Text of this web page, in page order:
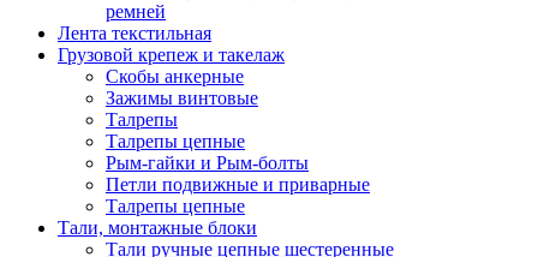
ремней
Лента текстильная
Грузовой крепеж и такелаж
Скобы анкерные
Зажимы винтовые
Талрепы
Талрепы цепные
Рым-гайки и Рым-болты
Петли подвижные и приварные
Талрепы цепные
Тали, монтажные блоки
Тали ручные цепные шестеренные